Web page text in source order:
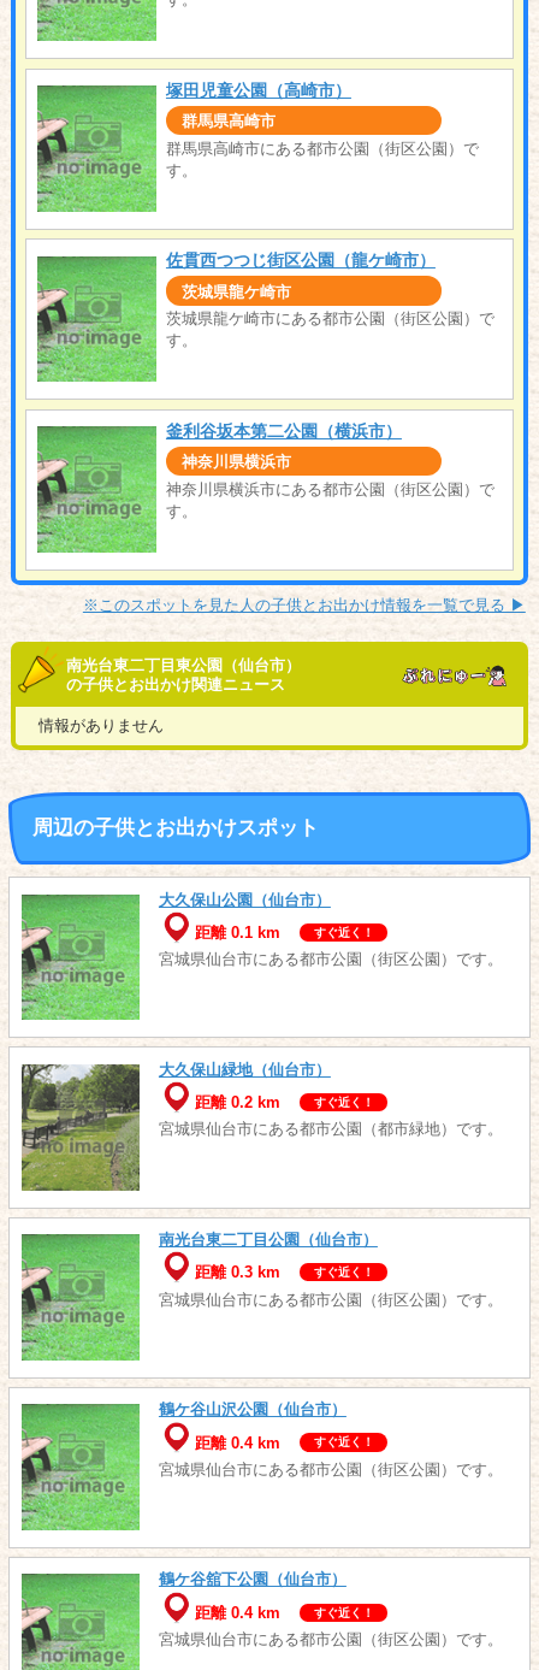
塚田児童公園（高崎市）
群馬県高崎市
群馬県高崎市にある都市公園（街区公園）で
す。
佐貫西つつじ街区公園（龍ケ崎市）
茨城県龍ケ崎市
茨城県龍ケ崎市にある都市公園（街区公園）で
す。
釜利谷坂本第二公園（横浜市）
神奈川県横浜市
神奈川県横浜市にある都市公園（街区公園）で
す。
※このスポットを見た人の子供とお出かけ情報を一覧で見る ▶︎
南光台東二丁目東公園（仙台市）
の子供とお出かけ関連ニュース
情報がありません
周辺の子供とお出かけスポット
大久保山公園（仙台市）
距離 0.1 km
すぐ近く！
宮城県仙台市にある都市公園（街区公園）です。
大久保山緑地（仙台市）
距離 0.2 km
すぐ近く！
宮城県仙台市にある都市公園（都市緑地）です。
南光台東二丁目公園（仙台市）
距離 0.3 km
すぐ近く！
宮城県仙台市にある都市公園（街区公園）です。
鶴ケ谷山沢公園（仙台市）
距離 0.4 km
すぐ近く！
宮城県仙台市にある都市公園（街区公園）です。
鶴ケ谷舘下公園（仙台市）
距離 0.4 km
すぐ近く！
宮城県仙台市にある都市公園（街区公園）です。